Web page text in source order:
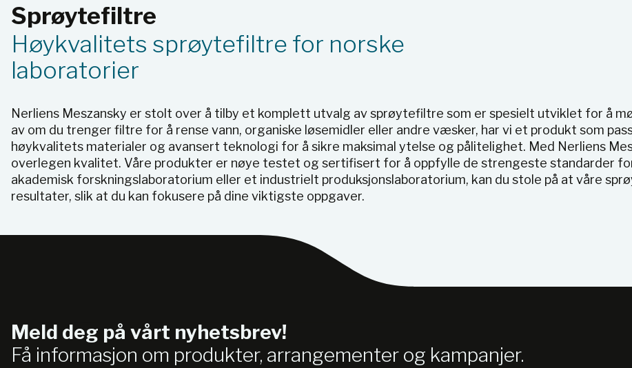
Sprøytefiltre
Høykvalitets sprøytefiltre for norske
laboratorier
Nerliens Meszansky er stolt over å tilby et komplett utvalg av sprøytefiltre som er spesielt utviklet for å
av om du trenger filtre for å rense vann, organiske løsemidler eller andre væsker, har vi et produkt som
høykvalitets materialer og avansert teknologi for å sikre maksimal ytelse og pålitelighet. Med Nerliens
overlegen kvalitet. Våre produkter er nøye testet og sertifisert for å oppfylle de strengeste standarder
akademisk forskningslaboratorium eller et industrielt produksjonslaboratorium, kan du stole på at våre
resultater, slik at du kan fokusere på dine viktigste oppgaver.
Meld deg på vårt nyhetsbrev!
Få informasjon om produkter, arrangementer og kampanjer.